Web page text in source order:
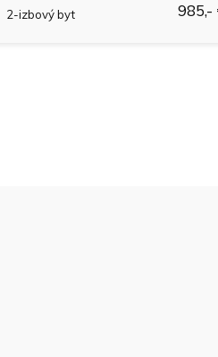
2-izbový byt
985,-